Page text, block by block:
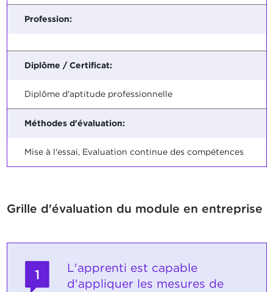
Profession:
Diplôme / Certificat:
Diplôme d'aptitude professionnelle
Méthodes d'évaluation:
Mise à l'essai, Evaluation continue des compétences
Grille d'évaluation du module en entreprise
1
L'apprenti est capable
d'appliquer les mesures de